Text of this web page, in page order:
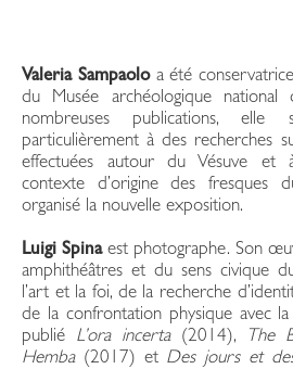
Valeria Sampaolo a été
du Musée archéologique
nombreuses publications, elle
particulièrement à des recherches
effectuées autour du Vésuve et
contexte d’origine des fresques
organisé la nouvelle exposition.
Luigi Spinaest photographe. Son
amphithéâtres et du sens civique
l’art et la foi, de la recherche
de la confrontation physique avec
publié L’ora incerta (2014), The
Hemba (2017) et Des jours et